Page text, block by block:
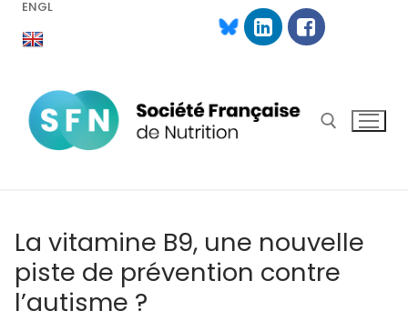
AllerENGL
La vitamine B9, une nouvelle
piste de prévention contre
l’autisme ?